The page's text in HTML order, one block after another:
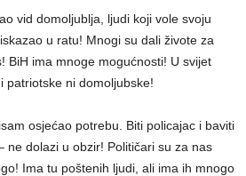
vid domoljublja, ljudi koji vole svoju
u ratu! Mnogi su dali živote za
BiH ima mnoge mogućnosti! U svijet
patriotske ni domoljubske!
osjećao potrebu. Biti policajac i baviti
ne dolazi u obzir! Političari su za nas
Ima tu poštenih ljudi, ali ima ih mnogo